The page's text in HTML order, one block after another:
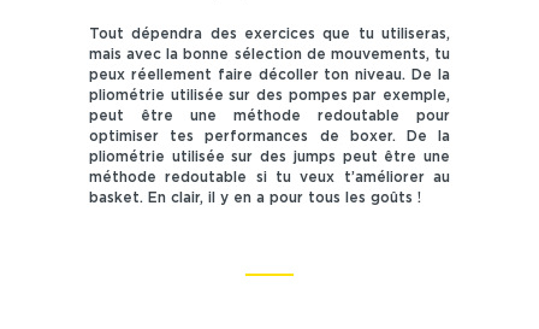
Tout dépendra des exercices que tu utiliseras,
mais avec la bonne sélection de mouvements, tu
peux réellement faire décoller ton niveau. De la
pliométrie utilisée sur des pompes par exemple,
peut être une méthode redoutable pour
optimiser tes performances de boxer. De la
pliométrie utilisée sur des jumps peut être une
méthode redoutable si tu veux t’améliorer au
basket. En clair, il y en a pour tous les goûts !